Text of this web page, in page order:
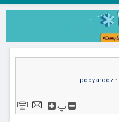
:
pooyarooz
پ